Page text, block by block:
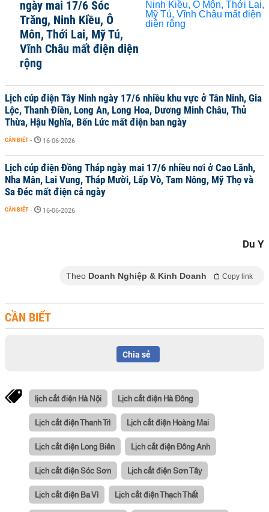
ngày mai 17/6 Sóc
Trăng, Ninh Kiều, Ô
Môn, Thới Lai, Mỹ Tú,
Vĩnh Châu mất điện diện
rộng
Lịch cúp điện Tây Ninh ngày 17/6 nhiều khu vực ở Tân Ninh, Gia
Lộc, Thanh Điền, Long An, Long Hoa, Dương Minh Châu, Thủ
Thừa, Hậu Nghĩa, Bến Lức mất điện ban ngày
CẦN BIẾT - 16-06-2026
Lịch cúp điện Đồng Tháp ngày mai 17/6 nhiều nơi ở Cao Lãnh,
Nha Mân, Lai Vung, Tháp Mười, Lấp Vò, Tam Nông, Mỹ Thọ và
Sa Đéc mất điện cả ngày
CẦN BIẾT - 16-06-2026
Du Y
Theo Doanh Nghiệp & Kinh Doanh Copy link
CẦN BIẾT
Chia sẻ
lịch cắt điện Hà Nội Lịch cắt điện Hà Đông
Lịch cắt điện Thanh Trì Lịch cắt điện Hoàng Mai
Lịch cắt điện Long Biên Lịch cắt điện Đông Anh
Lịch cắt điện Sóc Sơn Lịch cắt điện Sơn Tây
Lịch cắt điện Ba Vì Lịch cắt điện Thạch Thất